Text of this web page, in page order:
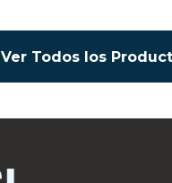
Ver Todos los